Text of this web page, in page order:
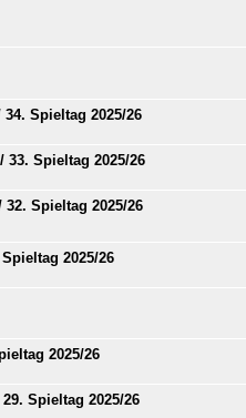
Spieltag 2025/26
33. Spieltag 2025/26
Spieltag 2025/26
2025/26
2025/26
Spieltag 2025/26